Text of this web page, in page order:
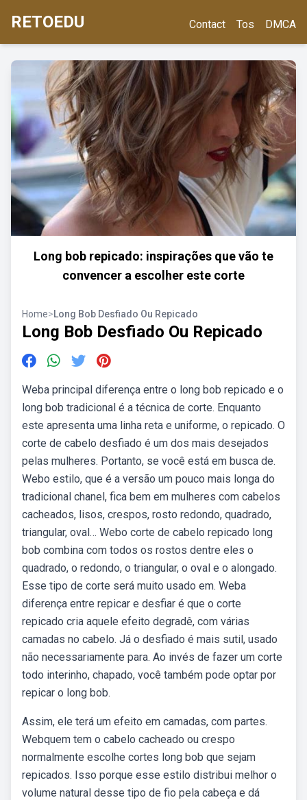
RETOEDU Contact Tos DMCA
Long bob repicado: inspirações que vão te
convencer a escolher este corte
Home>Long Bob Desfiado Ou Repicado
Long Bob Desfiado Ou Repicado
Weba principal diferença entre o long bob repicado e o
long bob tradicional é a técnica de corte. Enquanto
este apresenta uma linha reta e uniforme, o repicado. O
corte de cabelo desfiado é um dos mais desejados
pelas mulheres. Portanto, se você está em busca de.
Webo estilo, que é a versão um pouco mais longa do
tradicional chanel, fica bem em mulheres com cabelos
cacheados, lisos, crespos, rosto redondo, quadrado,
triangular, oval… Webo corte de cabelo repicado long
bob combina com todos os rostos dentre eles o
quadrado, o redondo, o triangular, o oval e o alongado.
Esse tipo de corte será muito usado em. Weba
diferença entre repicar e desfiar é que o corte
repicado cria aquele efeito degradê, com várias
camadas no cabelo. Já o desfiado é mais sutil, usado
não necessariamente para. Ao invés de fazer um corte
todo interinho, chapado, você também pode optar por
repicar o long bob.
Assim, ele terá um efeito em camadas, com partes.
Webquem tem o cabelo cacheado ou crespo
normalmente escolhe cortes long bob que sejam
repicados. Isso porque esse estilo distribui melhor o
volume natural desse tipo de fio pela cabeça e dá